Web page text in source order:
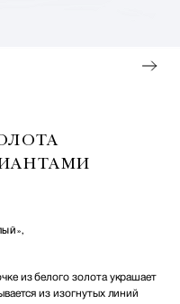
из белого золота украшает
из изогнутых линий